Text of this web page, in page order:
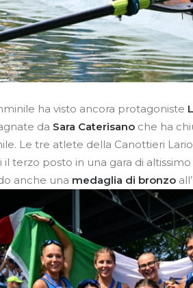
ha visto ancora protagoniste
da Sara Caterisano che ha
Le tre atlete della Canottieri
il terzo posto in una gara di
anche una medaglia di bronzo